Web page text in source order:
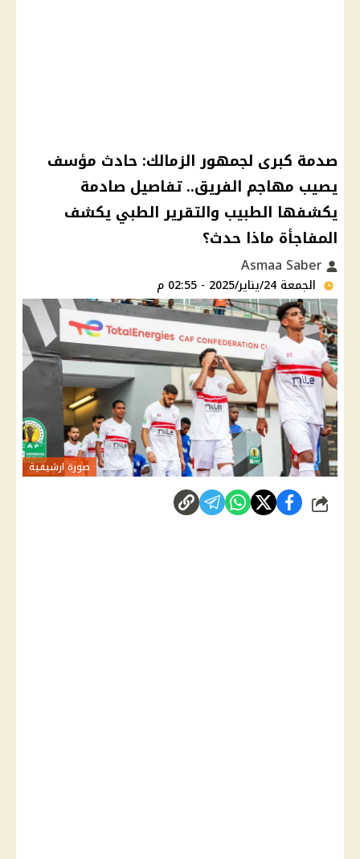
صدمة كبرى لجمهور الزمالك: حادث مؤسف
يصيب مهاجم الفريق.. تفاصيل صادمة
يكشفها الطبيب والتقرير الطبي يكشف
المفاجأة ماذا حدث؟
الجمعة 24/يناير/2025 - 02:55 م
صورة ارشيفية
شارك